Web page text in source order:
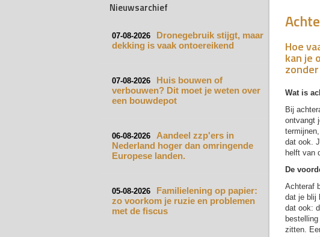
Nieuwsarchief
07-08-2026
Dronegebruik stijgt, maar
dekking is vaak ontoereikend
07-08-2026
Huis bouwen of
verbouwen? Dit moet je weten over
een bouwdepot
06-08-2026
Aandeel zzp'ers in
Nederland hoger dan omringende
Europese landen.
05-08-2026
Familielening op papier:
zo voorkom je ruzie en problemen
met de fiscus
Hoe
kan je
Wat is
Bij
ontvangt
dat ook.
helft van
De
Achteraf
dat je blij
dat ook:
zitten.